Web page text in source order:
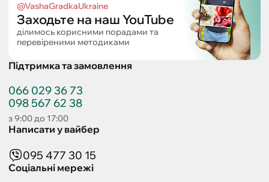
@VashaGradkaUkraine
Заходьте на наш YouTube
ділимось корисними порадами та
перевіреними методиками
Підтримка та замовлення
066 029 36 73
098 567 62 38
з 9:00 до 17:00
Написати у вайбер
095 477 30 15
Соціальні мережі